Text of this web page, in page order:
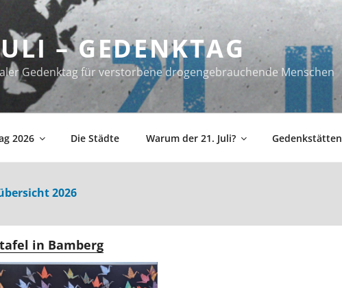
– GEDENKTAG
Gedenktag für verstorbene drogengebrauchende Menschen
2026 Die Städte Warum der 21. Juli? Gedenkstätten
2026
in Bamberg